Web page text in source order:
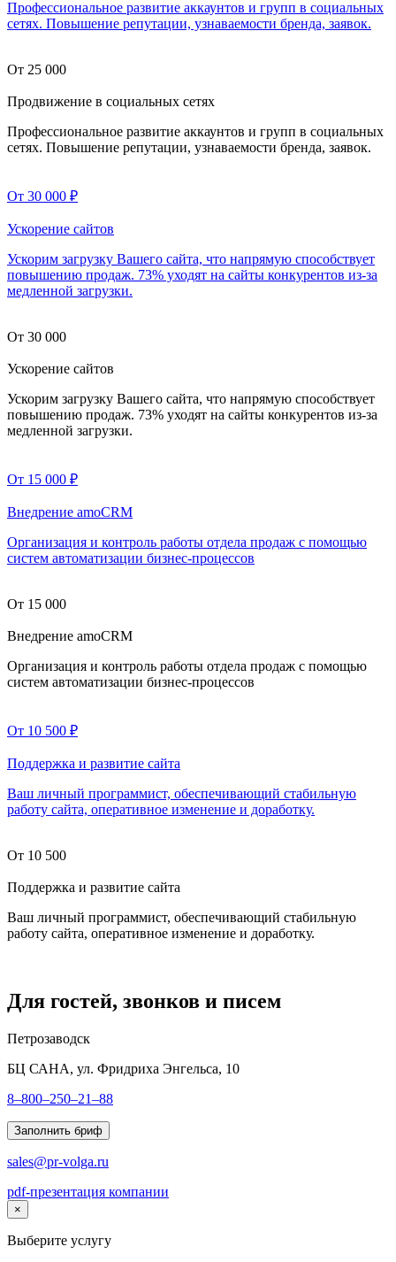
Профессиональное развитие аккаунтов и групп в социальных
сетях. Повышение репутации, узнаваемости бренда, заявок.
От 25 000
Продвижение в социальных сетях
Профессиональное развитие аккаунтов и групп в социальных
сетях. Повышение репутации, узнаваемости бренда, заявок.
От 30 000 ₽
Ускорение сайтов
Ускорим загрузку Вашего сайта, что напрямую способствует
повышению продаж. 73% уходят на сайты конкурентов из-за
медленной загрузки.
От 30 000
Ускорение сайтов
Ускорим загрузку Вашего сайта, что напрямую способствует
повышению продаж. 73% уходят на сайты конкурентов из-за
медленной загрузки.
От 15 000 ₽
Внедрение amoCRM
Организация и контроль работы отдела продаж с помощью
систем автоматизации бизнес-процессов
От 15 000
Внедрение amoCRM
Организация и контроль работы отдела продаж с помощью
систем автоматизации бизнес-процессов
От 10 500 ₽
Поддержка и развитие сайта
Ваш личный программист, обеспечивающий стабильную
работу сайта, оперативное изменение и доработку.
От 10 500
Поддержка и развитие сайта
Ваш личный программист, обеспечивающий стабильную
работу сайта, оперативное изменение и доработку.
Для гостей, звонков и писем
Петрозаводск
БЦ САНА, ул. Фридриха Энгельса, 10
8–800–250–21–88
Заполнить бриф
sales@pr-volga.ru
pdf-презентация компании
×
Выберите услугу